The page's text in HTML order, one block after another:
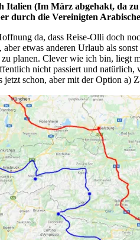
Italien (Im März abgehakt, da
durch die Vereinigten
da, dass Reise-Olli doch
etwas anderen Urlaub als
planen. Clever wie ich bin, liegt
nicht passiert und
jetzt schon, aber mit der Option a)